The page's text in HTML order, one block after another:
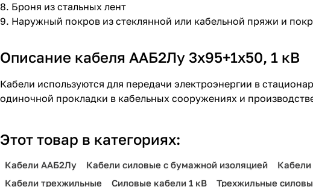
8. Броня из стальных лент
9. Наружный покров из стеклянной или кабельной пряжи и
Описание кабеля ААБ2Лу 3х95+1х50, 1 кВ
Кабели используются для передачи электроэнергии в
одиночной прокладки в кабельных сооружениях и
Этот товар в категориях:
Кабели ААБ2Лу Кабели силовые с бумажной изоляцией
Кабели трехжильные
Силовые кабели 1 кВ Трехжильные